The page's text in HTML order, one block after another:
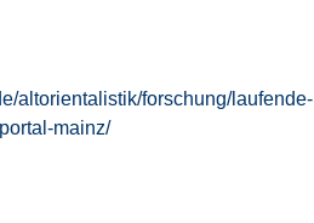
altorientalistik/forschung/laufende-
mainz/